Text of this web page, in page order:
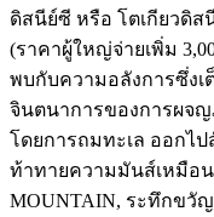
ดิสนีย์ซี หรือ โตเกียวดิส
(ราคาผู้ใหญ่จ่ายเพิ่ม
พบกับความอลังการซึ่งเ
จินตนาการของการผจญ
โดยการถมทะเล ออกไ
ท้าทายความมันส์เหมือน
MOUNTAIN, ระทึกขวั